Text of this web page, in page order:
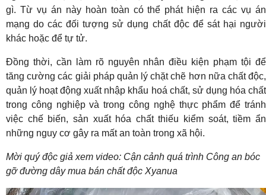
gì. Từ vụ án này hoàn toàn có thể phát hiện ra các vụ án
mạng do các đối tượng sử dụng chất độc để sát hại người
khác hoặc để tự tử.
Đồng thời, cần làm rõ nguyên nhân điều kiện phạm tội để
tăng cường các giải pháp quản lý chặt chẽ hơn nữa chất độc,
quản lý hoạt động xuất nhập khẩu hoá chất, sử dụng hóa chất
trong công nghiệp và trong công nghệ thực phẩm để tránh
việc chế biến, sản xuất hóa chất thiếu kiểm soát, tiềm ẩn
những nguy cơ gây ra mất an toàn trong xã hội.
Mời quý độc giả xem video: Cận cảnh quá trình Công an bóc
gỡ đường dây mua bán chất độc Xyanua